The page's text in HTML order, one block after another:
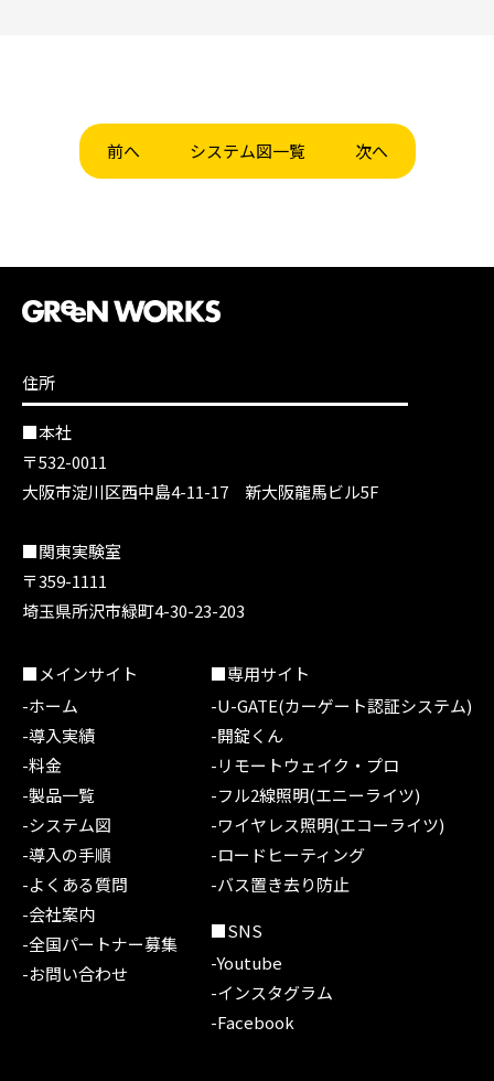
前へ システム図一覧 次へ
住所
■本社
〒532-0011
大阪市淀川区西中島4-11-17 新大阪龍馬ビル5F
■関東実験室
〒359-1111
埼玉県所沢市緑町4-30-23-203
■メインサイト
-ホーム
-導入実績
-料金
-製品一覧
-システム図
-導入の手順
-よくある質問
-会社案内
-全国パートナー募集
-お問い合わせ
■専用サイト
-U-GATE(カーゲート認証システム)
-開錠くん
-リモートウェイク・プロ
-フル2線照明(エニーライツ)
-ワイヤレス照明(エコーライツ)
-ロードヒーティング
-バス置き去り防止
■SNS
-Youtube
-インスタグラム
-Facebook